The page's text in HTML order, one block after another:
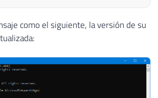
como el siguiente, la versión de su